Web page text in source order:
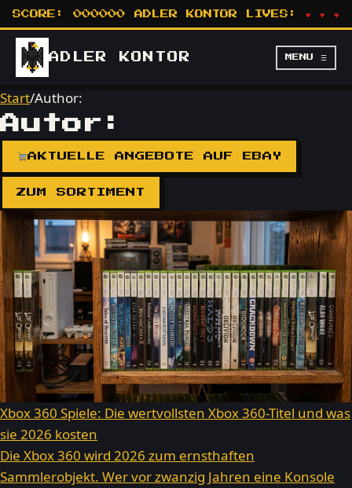
SCORE: 000000 ADLER KONTOR LIVES: ♥ ♥ ♥
ADLER KONTOR MENU ☰
Start/Author:
Autor:
AKTUELLE ANGEBOTE AUF EBAY
ZUM SORTIMENT
Xbox 360 Spiele: Die wertvollsten Xbox 360-Titel und was
sie 2026 kosten
Die Xbox 360 wird 2026 zum ernsthaften
Sammlerobjekt. Wer vor zwanzig Jahren eine Konsole